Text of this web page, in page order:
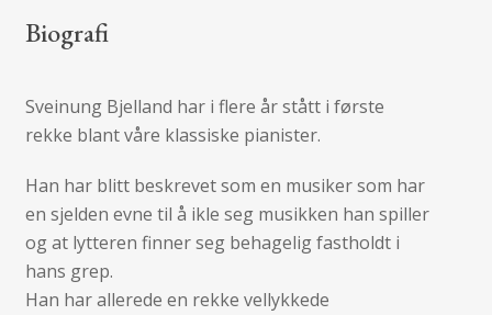
Biografi
Sveinung Bjelland har i flere år stått i første
rekke blant våre klassiske pianister.
Han har blitt beskrevet som en musiker som har
en sjelden evne til å ikle seg musikken han spiller
og at lytteren finner seg behagelig fastholdt i
hans grep.
Han har allerede en rekke vellykkede